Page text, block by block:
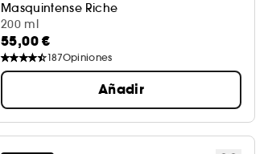
Masquintense Riche
200 ml
55,00 €
187Opiniones
Añadir